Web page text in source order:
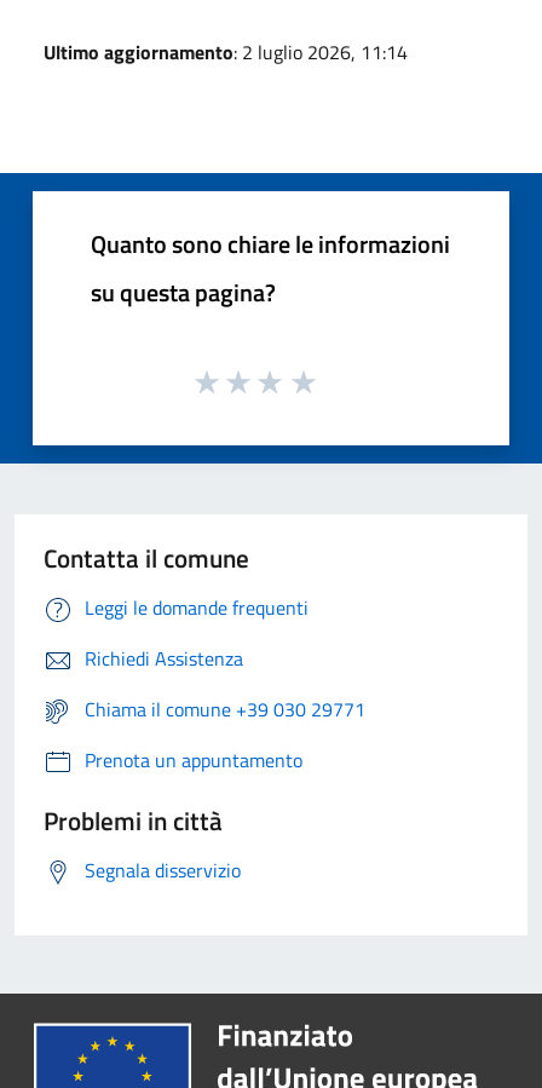
Ultimo aggiornamento: 2 luglio 2026, 11:14
Quanto sono chiare le informazioni
su questa pagina?
Contatta il comune
Leggi le domande frequenti
Richiedi Assistenza
Chiama il comune +39 030 29771
Prenota un appuntamento
Problemi in città
Segnala disservizio